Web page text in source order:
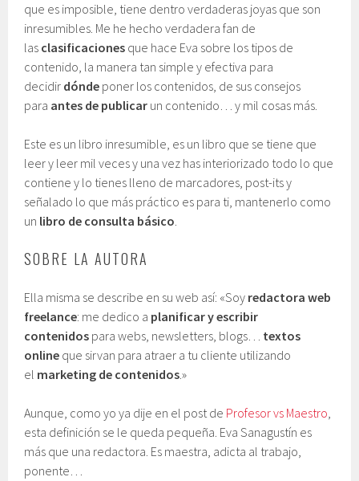
que es imposible, tiene dentro verdaderas joyas que son
inresumibles. Me he hecho verdadera fan de
las clasificaciones que hace Eva sobre los tipos de
contenido, la manera tan simple y efectiva para
decidir dónde poner los contenidos, de sus consejos
para antes de publicar un contenido… y mil cosas más.
Este es un libro inresumible, es un libro que se tiene que
leer y leer mil veces y una vez has interiorizado todo lo que
contiene y lo tienes lleno de marcadores, post-its y
señalado lo que más práctico es para ti, mantenerlo como
un libro de consulta básico.
SOBRE LA AUTORA
Ella misma se describe en su web así: «Soy redactora web
freelance: me dedico a planificar y escribir
contenidos para webs, newsletters, blogs… textos
online que sirvan para atraer a tu cliente utilizando
el marketing de contenidos.»
Aunque, como yo ya dije en el post de Profesor vs Maestro
esta definición se le queda pequeña. Eva Sanagustín es
más que una redactora. Es maestra, adicta al trabajo,
ponente…